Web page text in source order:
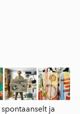
ja